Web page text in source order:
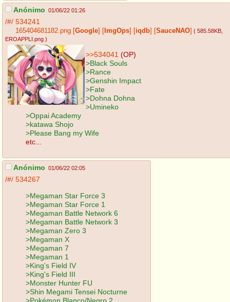
Anónimo 01/06/22 01:26
/#/ 534241
165404681182.png Google ImgOps iqdb SauceNAO ( 585.58KB
EROAPPLI.png )
>>534041 (OP)
>Black Souls
>Rance
>Genshin Impact
>Fate
>Dohna Dohna
>Umineko
>Oppai Academy
>katawa Shojo
>Please Bang my Wife
etc...
Anónimo 01/06/22 02:05
/#/ 534267
>Megaman Star Force 3
>Megaman Star Force 1
>Megaman Battle Network 6
>Megaman Battle Network 3
>Megaman Zero 3
>Megaman X
>Megaman 7
>Megaman 1
>King's Field IV
>King's Field III
>Monster Hunter FU
>Shin Megami Tensei Nocturne